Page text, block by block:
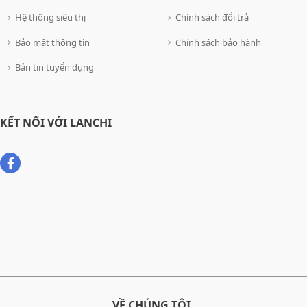
Hệ thống siêu thị
Bảo mật thông tin
Bản tin tuyển dụng
Chính sách đổi trả
Chính sách bảo hành
KẾT NỐI VỚI LANCHI